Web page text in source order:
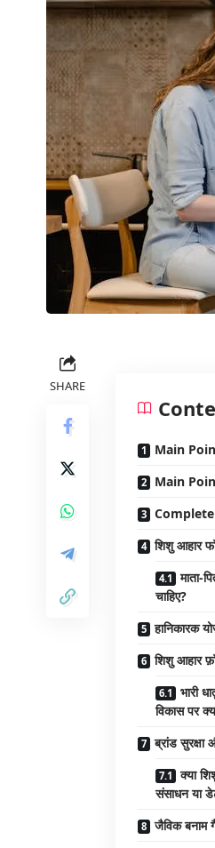
SHARE
Main
Main
Complete
शिशु आहार
माता-
चाहिए?
हानिकारक
शिशु आहार
भारी
विकास पर
ब्रांड सुरक्षा
क्या
संसाधन या
जैविक बनाम